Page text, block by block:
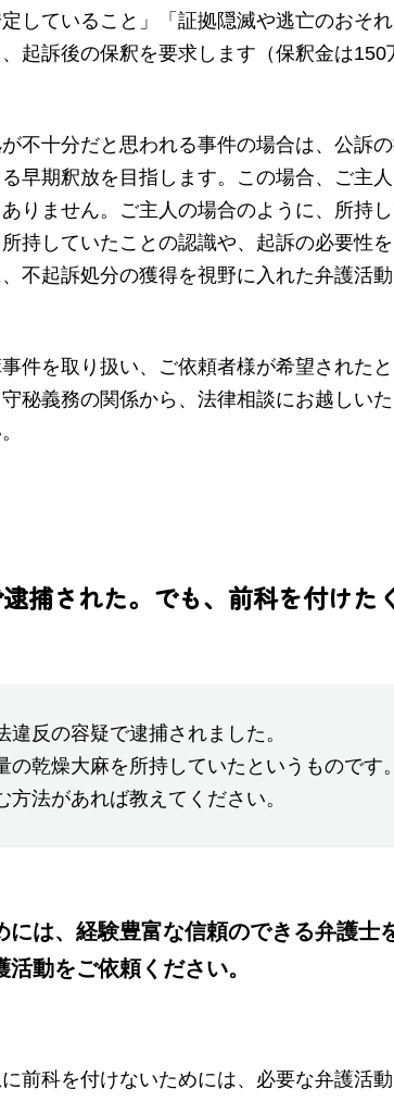
していること」「証拠隠滅や逃亡のおそ
起訴後の保釈を要求します（保釈金は150
不十分だと思われる事件の場合は、公訴
早期釈放を目指します。この場合、ご主人
りません。ご主人の場合のように、所持
持していたことの認識や、起訴の必要性
不起訴処分の獲得を視野に入れた弁護活
件を取り扱い、ご依頼者様が希望された
秘義務の関係から、法律相談にお越しい
捕された。でも、前科を付けた
反の容疑で逮捕されました。
乾燥大麻を所持していたというものです。
法があれば教えてください。
には、経験豊富な信頼のできる弁護士
動をご依頼ください。
前科を付けないためには、必要な弁護活